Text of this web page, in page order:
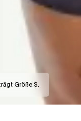
Größe S.